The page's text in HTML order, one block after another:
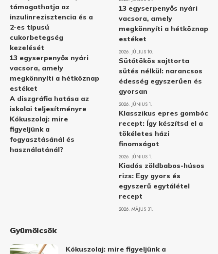
támogathatja az
inzulinrezisztencia és a
2-es típusú
cukorbetegség
kezelését
13 egyserpenyős nyári
vacsora, amely
megkönnyíti a hétköznap
estéket
A diszgráfia hatása az
iskolai teljesítményre
Kókuszolaj: mire
figyeljünk a
fogyasztásánál és
használatánál?
13 egyserpenyős nyári
vacsora, amely
megkönnyíti a hétköznap
estéket
2026. JÚLIUS 10.
Sütőtökös sajttorta
sütés nélkül: narancsos
édesség egyszerűen és
gyorsan
2026. JÚNIUS 1.
Klasszikus epres gombóc
recept: Így készítsd el a
tökéletes házi
finomságot
2026. JÚNIUS 1.
Kiadós zöldbabos-húsos
rizs: Egy gyors és
egyszerű egytálétel
recept
2026. MÁJUS 31.
Gyümölcsök
Kókuszolaj: mire figyeljünk a